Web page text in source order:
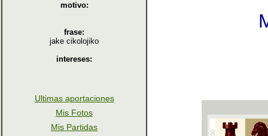
motivo:
frase:
jake cikolojiko
intereses:
Ultimas aportaciones
Mis Fotos
Mis Partidas